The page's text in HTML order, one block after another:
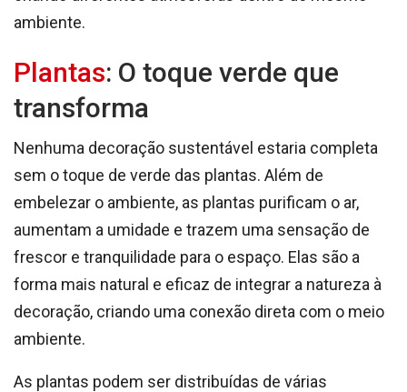
ambiente.
Plantas: O toque verde que
transforma
Nenhuma decoração sustentável estaria completa
sem o toque de verde das plantas. Além de
embelezar o ambiente, as plantas purificam o ar,
aumentam a umidade e trazem uma sensação de
frescor e tranquilidade para o espaço. Elas são a
forma mais natural e eficaz de integrar a natureza à
decoração, criando uma conexão direta com o meio
ambiente.
As plantas podem ser distribuídas de várias